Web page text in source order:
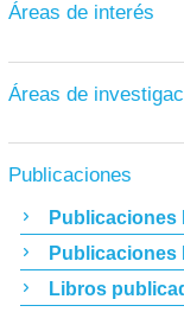
Áreas de interés
Áreas de
Publicaciones
Publicaciones
Publicaciones
Libros